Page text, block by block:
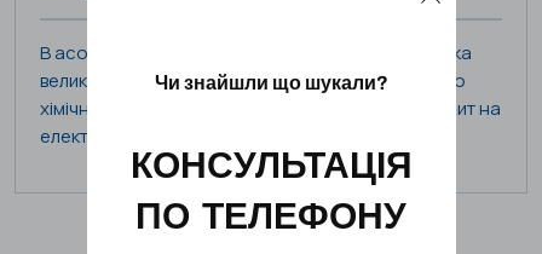
В асортименті доступно під замовлення поставка
великої кількості різноманітного лабораторного
хімічного посуду – телефонуйте чи напишіть запит на
електронну пошту!
Чи знайшли що шукали?
КОНСУЛЬТАЦІЯ
ПО ТЕЛЕФОНУ